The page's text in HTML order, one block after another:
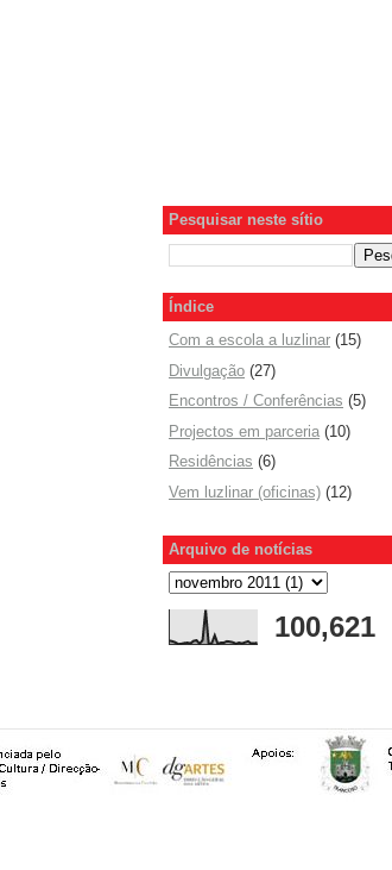
Pesquisar neste sítio
Índice
Com a escola a luzlinar (15)
Divulgação (27)
Encontros / Conferências (5)
Projectos em parceria (10)
Residências (6)
Vem luzlinar (oficinas) (12)
Arquivo de notícias
100,621